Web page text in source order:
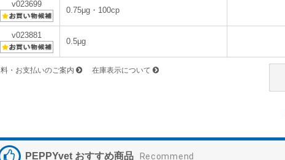
v023699
0.75μg・100cp
v023881
0.5μg
・お支払いのご案内 在庫表示について
PEPPYvet おすすめ商品 Recommend